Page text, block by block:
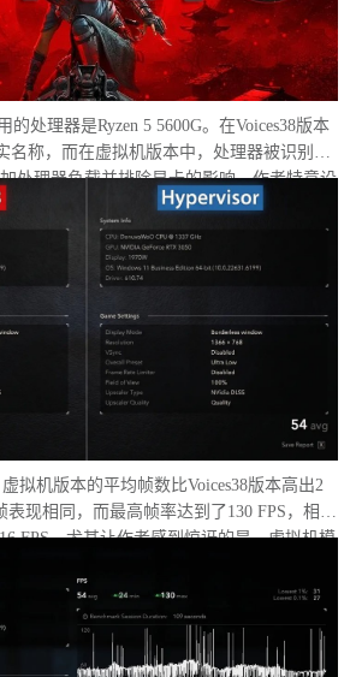
的处理器是Ryzen 5 5600G。在Voices38版本
名称，而在虚拟机版本中，处理器被识别为
处理器负载并排除显卡的影响，作者特意设
图形设置调至“极低”模式。两项测试均在相
整性和基于虚拟化的安全性（VBS）均已关
轮测试之间电脑甚至没有重启。
拟机版本的平均帧数比Voices38版本高出2
现相同，而最高帧率达到了130 FPS，相比
FPS。尤其让作者感到惊讶的是，虚拟机模
。从理论上讲，额外的虚拟化层应该会给处
性能，但实际上并没有发生这种情况。